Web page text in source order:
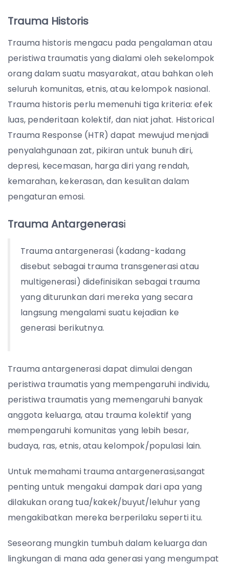
Trauma Historis
Trauma historis mengacu pada pengalaman atau
peristiwa traumatis yang dialami oleh sekelompok
orang dalam suatu masyarakat, atau bahkan oleh
seluruh komunitas, etnis, atau kelompok nasional.
Trauma historis perlu memenuhi tiga kriteria: efek
luas, penderitaan kolektif, dan niat jahat. Historical
Trauma Response (HTR) dapat mewujud menjadi
penyalahgunaan zat, pikiran untuk bunuh diri,
depresi, kecemasan, harga diri yang rendah,
kemarahan, kekerasan, dan kesulitan dalam
pengaturan emosi.
Trauma Antargenerasi
Trauma antargenerasi (kadang-kadang
disebut sebagai trauma transgenerasi atau
multigenerasi) didefinisikan sebagai trauma
yang diturunkan dari mereka yang secara
langsung mengalami suatu kejadian ke
generasi berikutnya.
Trauma antargenerasi dapat dimulai dengan
peristiwa traumatis yang mempengaruhi individu,
peristiwa traumatis yang memengaruhi banyak
anggota keluarga, atau trauma kolektif yang
mempengaruhi komunitas yang lebih besar,
budaya, ras, etnis, atau kelompok/populasi lain.
Untuk memahami trauma antargenerasi,sangat
penting untuk mengakui dampak dari apa yang
dilakukan orang tua/kakek/buyut/leluhur yang
mengakibatkan mereka berperilaku seperti itu.
Seseorang mungkin tumbuh dalam keluarga dan
lingkungan di mana ada generasi yang mengumpat